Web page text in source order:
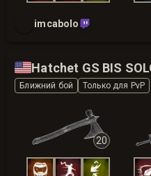
imcabolo
🇺🇸Hatchet GS BIS
Ближний бой Только для PvP
20